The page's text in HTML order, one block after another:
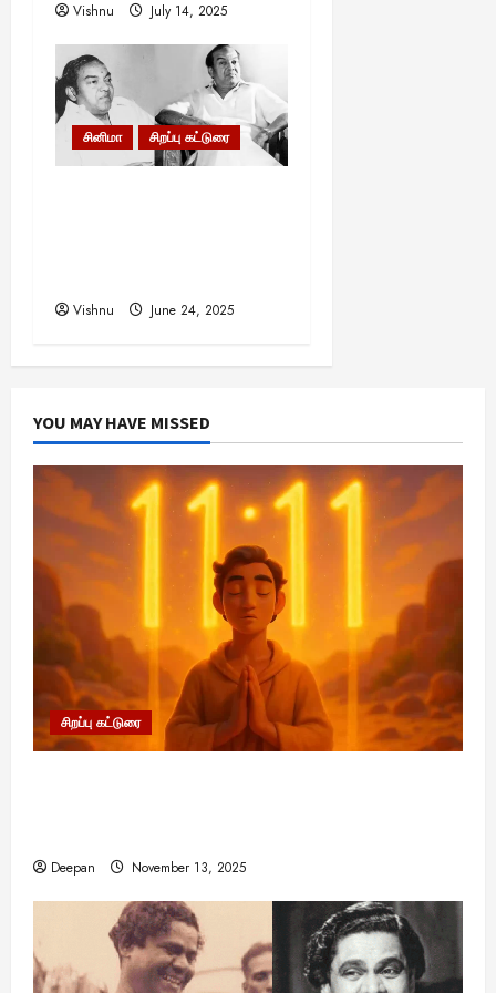
Vishnu July 14, 2025
சினிமா சிறப்பு கட்டுரை
Vishnu June 24, 2025
YOU MAY HAVE MISSED
சிறப்பு கட்டுரை
Deepan November 13, 2025